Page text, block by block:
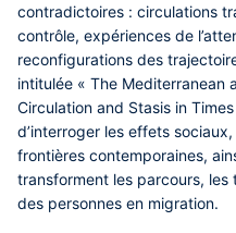
contradictoires : circulations
contrôle, expériences de
reconfigurations des
intitulée « The Mediterranean
Circulation and Stasis in
d’interroger les effets
frontières contemporaines,
transforment les parcours,
des personnes en migration.